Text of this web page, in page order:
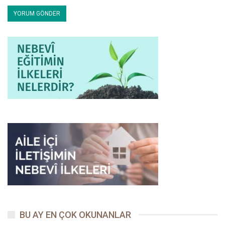
gönülden bir istekle hemen Hz. Ali’yi evine getirmesini söyledi.
Allah Resûlü de henüz küçük bir çocuk olan Hz. Ali’yi yanına aldı
Aslında, Hz. Hatice böyle bir durumu -gayet tabiî olarak- kabul
etmeyebilirdi. Fakat karşılıklı sevgiye dayalı ve birinin sevdiğini
diğerinin de sevmesine bağlı bir evlilik hayatının gereği olarak, o
büyük kahraman hanım eşinin arzularını kendi arzularıyla
aynileştiriyor ve bir mânâda onda fânî oluyordu. Pek çok
makamına çıkarıyordu.
2. Sevdikleri Bir Şeyi Gördüklerinde
Hediye Ederlerdi
Hediyeleşme, eşler arasındaki sevgiyi ziyadeleştirir. Zaten Allah
-o günün Arabistan’ında yaygın olduğu şekliyle- köleleri vardı.
BU AY EN ÇOK OKUNANLAR